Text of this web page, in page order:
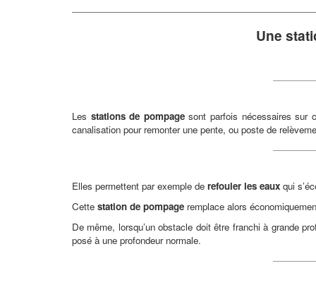
Une
Les stations de pompagesont parfois nécessaires sur
canalisation pour remonter une pente, ou poste de
Elles permettent par exemple de refouler les eaux qui
Cette station de pompage remplace alors
De même, lorsqu’un obstacle doit être franchi à grande
posé à une profondeur normale.